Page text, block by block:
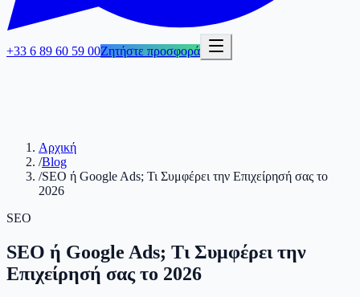
+33 6 89 60 59 00Ζητήστε προσφορά
Αρχική
/Blog
/SEO ή Google Ads; Τι Συμφέρει την Επιχείρησή σας το
2026
SEO
SEO ή Google Ads; Τι Συμφέρει την
Επιχείρησή σας το 2026